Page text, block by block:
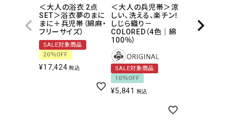
＜大人の浴衣 2点
SET＞浴衣夢のまに
まに＋兵児帯（綿麻・
フリーサイズ）
SALE対象商品
20％OFF
¥17,424 税込
＜大人の兵児帯＞涼
しい、洗える、楽チン！
しじら織り－
COLORED（4色｜綿
100％）
SALE対象商品
10％OFF
¥5,841 税込